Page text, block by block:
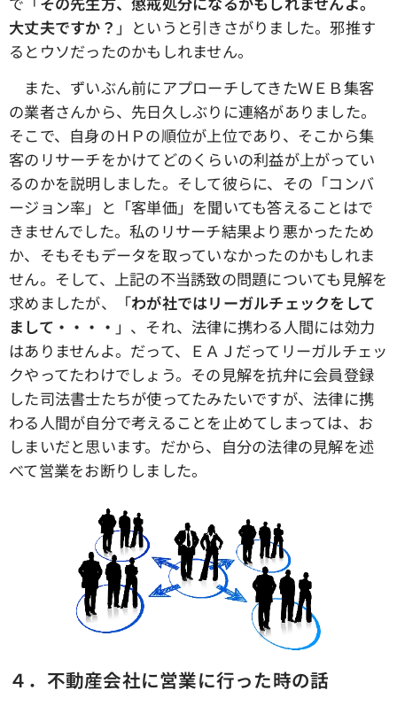
大丈夫ですか？ 」というと引きさがりました。邪推す
るとウソだったのかもしれません。
また、ずいぶん前にアプローチしてきたＷＥＢ集客
の業者さんから、先日久しぶりに連絡がありました。
そこで、自身のＨＰの順位が上位であり、そこから集
客のリサーチをかけてどのくらいの利益が上がってい
るのかを説明しました。そして彼らに、その「コンバ
ージョン率」と「客単価」を聞いても答えることはで
きませんでした。私のリサーチ結果より悪かったため
か、そもそもデータを取っていなかったのかもしれま
せん。そして、上記の不当誘致の問題についても見解を
求めましたが、「わが社ではリーガルチェックをして
まして・・・・ 」、それ、法律に携わる人間には効力
はありませんよ。だって、ＥＡＪだってリーガルチェッ
クやってたわけでしょう。その見解を抗弁に会員登録
した司法書士たちが使ってたみたいですが、法律に携
わる人間が自分で考えることを止めてしまっては、お
しまいだと思います。だから、自分の法律の見解を述
べて営業をお断りしました。
４．不動産会社に営業に行った時の話